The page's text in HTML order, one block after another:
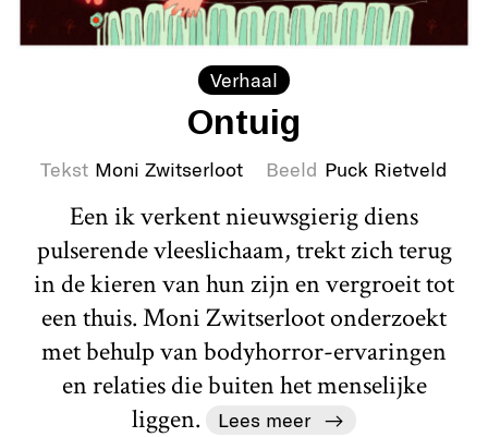
Verhaal
Ontuig
Tekst Moni Zwitserloot Beeld Puck Rietveld
Een ik verkent nieuwsgierig diens
pulserende vleeslichaam, trekt zich terug
in de kieren van hun zijn en vergroeit tot
een thuis. Moni Zwitserloot onderzoekt
met behulp van bodyhorror-ervaringen
en relaties die buiten het menselijke
liggen.
Lees meer